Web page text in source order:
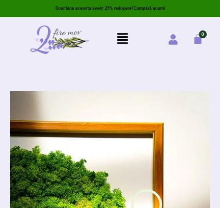
Doar luna aceasta avem 25% reducere! Cumpără acum!